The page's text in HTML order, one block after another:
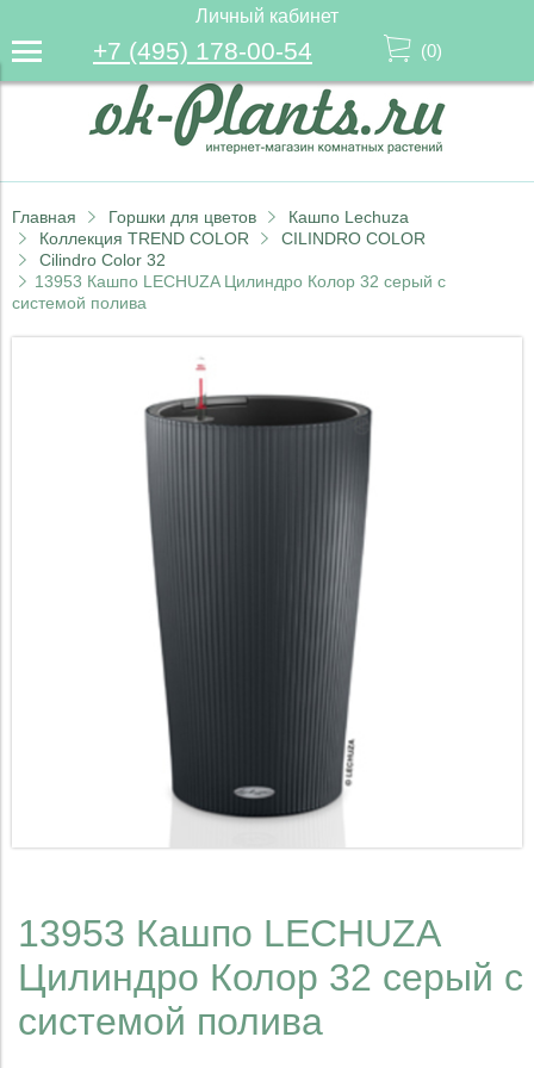
Личный кабинет
+7 (495) 178-00-54 (0)
Главная Горшки для цветов
Кашпо Lechuza
Коллекция TREND COLOR
CILINDRO COLOR
Cilindro Color 32
13953 Кашпо LECHUZA Цилиндро Колор 32 серый с
системой полива
13953 Кашпо LECHUZA
Цилиндро Колор 32 серый с
системой полива